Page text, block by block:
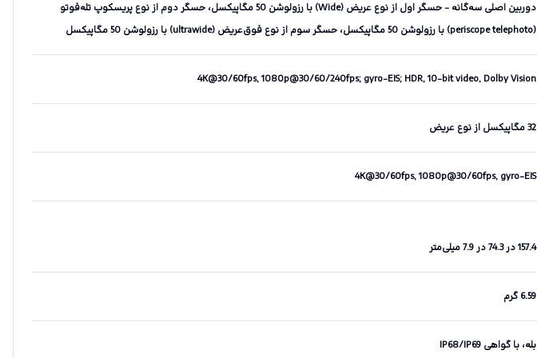
دوربین اصلی سه‌گانه - حسگر اول از نوع عریض (Wide) با رزولوشن 50 مگاپیکسل، حسگر دوم از نوع پریسکوپ تله‌فوتو
(periscope telephoto) با رزولوشن 50 مگاپیکسل، حسگر سوم از نوع فوق‌عریض (ultrawide) با رزولوشن 50 مگاپیکسل
4K@30/60fps, 1080p@30/60/240fps; gyro-EIS; HDR, 10‑bit video, Dolby Vision
32 مگاپیکسل از نوع عریض
4K@30/60fps, 1080p@30/60fps, gyro-EIS
157.4 در 74.3 در 7.9 میلی‌متر
6.59 گرم
بله، با گواهی IP68/IP69